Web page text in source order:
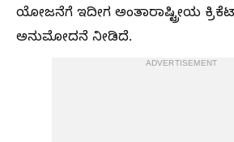
ಯೋಜನೆಗೆ ಇದೀಗ ಅಂತಾರಾಷ್ಟ್ರೀಯ
ಅನುಮೋದನೆ ನೀಡಿದೆ.
ADVERTISEMENT